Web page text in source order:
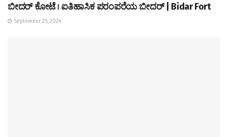
ಬೀದರ್ ಕೋಟೆ । ಐತಿಹಾಸಿಕ ಪರಂಪರೆಯ ಬೀದರ್ | Bidar Fort
September 25, 2024